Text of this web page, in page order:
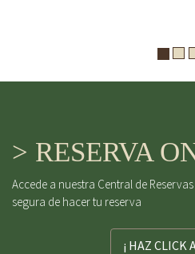
> RESERVA
Accede a nuestra Central de
segura de hacer tu reserva
¡ HAZ CLICK